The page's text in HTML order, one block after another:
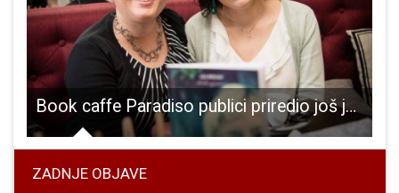
Book caffe Paradiso publici priredio još jednu ugodnu književnu večer
ZADNJE OBJAVE